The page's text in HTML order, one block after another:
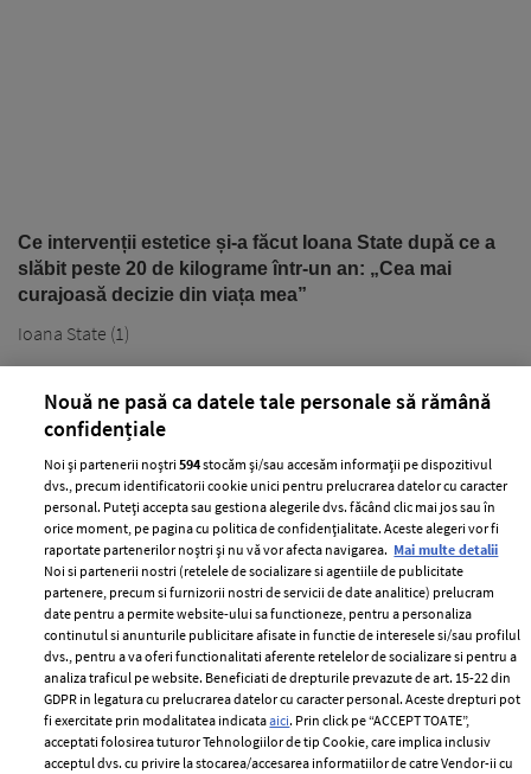
Ce intervenții estetice și-a făcut Ioana State după ce a
slăbit peste 20 de kilograme într-un an: „Cea mai
curajoasă decizie din viața mea”
Ioana State (1)
PARTENERI
Unul dintre cele mai folosite
Un vecin instruit poate salva o
Nouă ne pasă ca datele tale personale să rămână
confidențiale
Noi și partenerii noștri594stocăm și/sau accesăm informații pe dispozitivul
dvs., precum identificatorii cookie unici pentru prelucrarea datelor cu caracter
personal. Puteți accepta sau gestiona alegerile dvs. făcând clic mai jos sau în
orice moment, pe pagina cu politica de confidențialitate. Aceste alegeri vor fi
raportate partenerilor noștri și nu vă vor afecta navigarea. Mai multe detalii
Noi si partenerii nostri (retelele de socializare si agentiile de publicitate
partenere, precum si furnizorii nostri de servicii de date analitice) prelucram
date pentru a permite website-ului sa functioneze, pentru a personaliza
continutul si anunturile publicitare afisate in functie de interesele si/sau profilul
dvs., pentru a va oferi functionalitati aferente retelelor de socializare si pentru a
analiza traficul pe website. Beneficiati de drepturile prevazute de art. 15-22 din
GDPR in legatura cu prelucrarea datelor cu caracter personal. Aceste drepturi pot
fi exercitate prin modalitatea indicataaici. Prin click pe “ACCEPT TOATE”,
acceptati folosirea tuturor Tehnologiilor de tip Cookie, care implica inclusiv
acceptul dvs. cu privire la stocarea/accesarea informatiilor de catre Vendor-ii cu